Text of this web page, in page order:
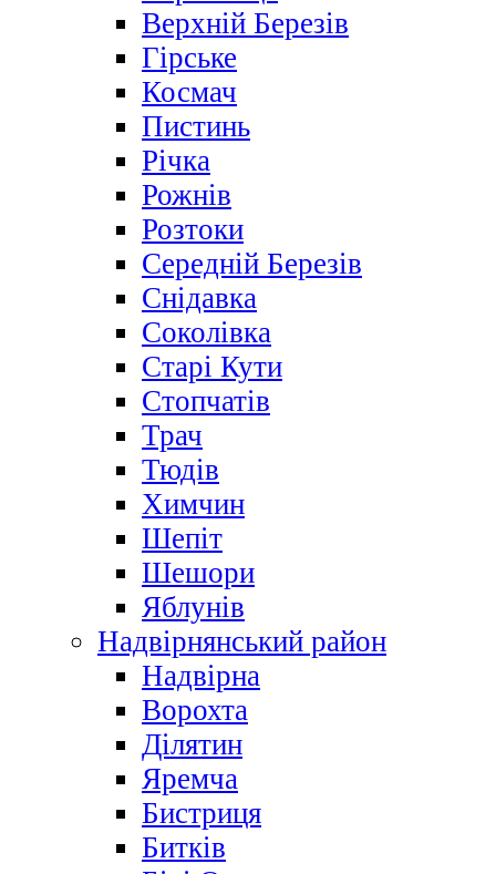
Верхній Березів
Гірське
Космач
Пистинь
Річка
Рожнів
Розтоки
Середній Березів
Снідавка
Соколівка
Старі Кути
Стопчатів
Трач
Тюдів
Химчин
Шепіт
Шешори
Яблунів
Надвірнянський район
Надвірна
Ворохта
Ділятин
Яремча
Бистриця
Битків